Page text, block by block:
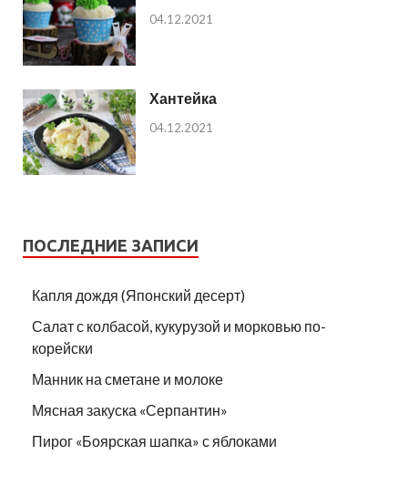
04.12.2021
Хантейка
04.12.2021
ПОСЛЕДНИЕ ЗАПИСИ
Капля дождя (Японский десерт)
Салат с колбасой, кукурузой и морковью по-
корейски
Манник на сметане и молоке
Мясная закуска «Серпантин»
Пирог «Боярская шапка» с яблоками